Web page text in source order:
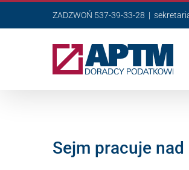
do
ZADZWOŃ 537-39-33-28 |
Sejm pracuje